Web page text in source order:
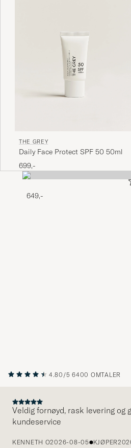
THE GREY
Daily Face Protect SPF 50 50ml
699,-
649,-
4.80/5 6400 OMTALER
Veldig fornøyd, rask levering og
kundeservice
KENNETH O2026-08-05 KJØPER